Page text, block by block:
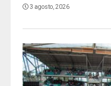
3 agosto, 2026